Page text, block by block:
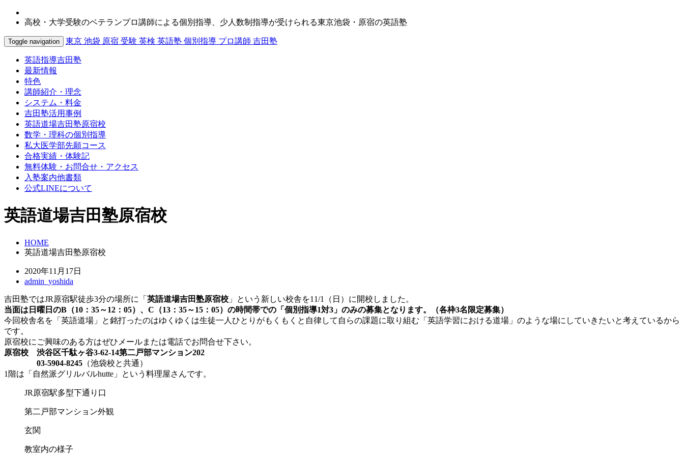
高校・大学受験のベテランプロ講師による個別指導、少人数制指導が受けられる東京池袋・原宿の英語塾
Toggle navigation 東京 池袋 原宿 受験 英検 英語塾 個別指導 プロ講師 吉田塾
英語指導吉田塾
最新情報
特色
講師紹介・理念
システム・料金
吉田塾活用事例
英語道場吉田塾原宿校
数学・理科の個別指導
私大医学部先願コース
合格実績・体験記
無料体験・お問合せ・アクセス
入塾案内他書類
公式LINEについて
英語道場吉田塾原宿校
HOME
英語道場吉田塾原宿校
2020年11月17日
admin_yoshida
吉田塾ではJR原宿駅徒歩3分の場所に「 英語道場吉田塾原宿校 」という新しい校舎を11/1（日）に開校しました。
当面は日曜日のB（10：35～12：05）、C（13：35～15：05）の時間帯での「個別指導1対3」のみの募集となります。（各枠3名限定募集）
今回校舎名を「英語道場」と銘打ったのはゆくゆくは生徒一人ひとりがもくもくと自律して自らの課題に取り組む「英語学習における道場」のような場にしていきたいと考えているから
です。
原宿校にご興味のある方はぜひメールまたは電話でお問合せ下さい。
原宿校
渋谷区千駄ヶ谷3-62-14第二戸部マンション202
03-5904-8245 （池袋校と共通）
1階は「自然派グリルバルhutte」という料理屋さんです。
JR原宿駅多型下通り口
第二戸部マンション外観
玄関
教室内の様子